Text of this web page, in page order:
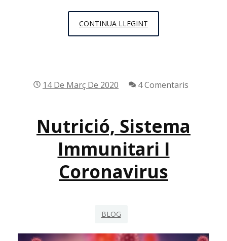
CONTINUA LLEGINT
SALUDABLE
MINUTS
14 De Març De 2020 4 Comentaris
Nutrició, Sistema
Immunitari I
Coronavirus
BLOG